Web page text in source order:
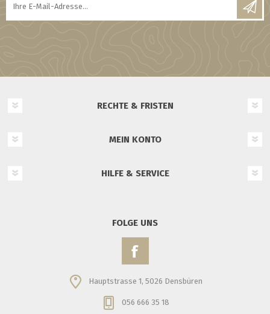
RECHTE & FRISTEN
MEIN KONTO
HILFE & SERVICE
FOLGE UNS
Hauptstrasse 1, 5026 Densbüren
056 666 35 18